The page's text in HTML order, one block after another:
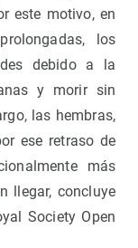
este motivo, en
los
debido a la
y morir sin
las hembras,
ese retraso de
más
llegar, concluye
Society Open